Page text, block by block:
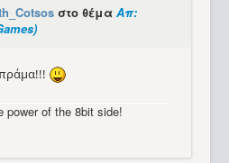
στο θέμα Απ:
πράμα!!!
power of the 8bit side!